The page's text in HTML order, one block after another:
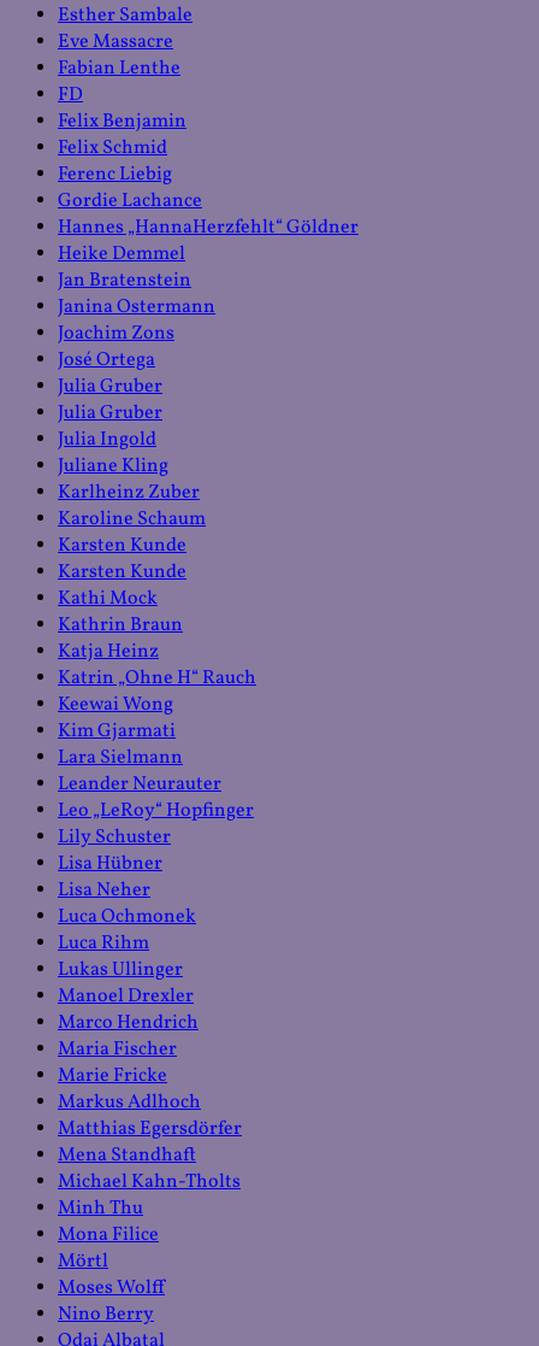
Esther Sambale
Eve Massacre
Fabian Lenthe
FD
Felix Benjamin
Felix Schmid
Ferenc Liebig
Gordie Lachance
Hannes „HannaHerzfehlt“ Göldner
Heike Demmel
Jan Bratenstein
Janina Ostermann
Joachim Zons
José Ortega
Julia Gruber
Julia Gruber
Julia Ingold
Juliane Kling
Karlheinz Zuber
Karoline Schaum
Karsten Kunde
Karsten Kunde
Kathi Mock
Kathrin Braun
Katja Heinz
Katrin „Ohne H“ Rauch
Keewai Wong
Kim Gjarmati
Lara Sielmann
Leander Neurauter
Leo „LeRoy“ Hopfinger
Lily Schuster
Lisa Hübner
Lisa Neher
Luca Ochmonek
Luca Rihm
Lukas Ullinger
Manoel Drexler
Marco Hendrich
Maria Fischer
Marie Fricke
Markus Adlhoch
Matthias Egersdörfer
Mena Standhaft
Michael Kahn-Tholts
Minh Thu
Mona Filice
Mörtl
Moses Wolff
Nino Berry